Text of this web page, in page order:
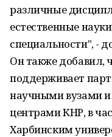
различные
естественные
специальности", -
Он также добавил,
поддерживает
научными вузами
центрами КНР, в
Харбинским